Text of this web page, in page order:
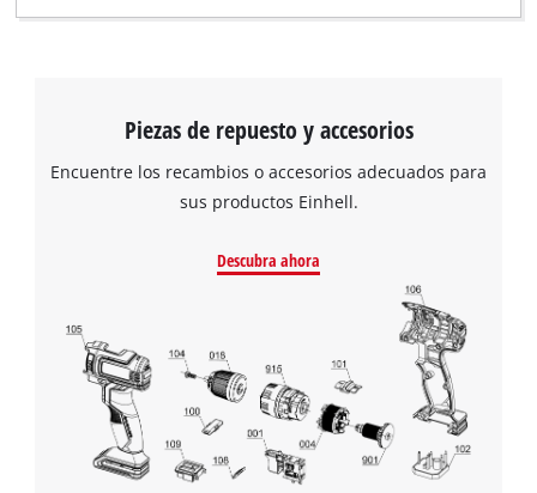
Piezas de repuesto y accesorios
Encuentre los recambios o accesorios adecuados para
sus productos Einhell.
Descubra ahora